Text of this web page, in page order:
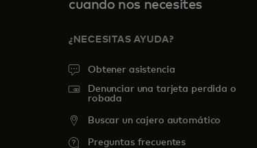
cuando nos necesites
¿NECESITAS AYUDA?
Obtener asistencia
Denunciar una tarjeta perdida o
robada
Buscar un cajero automático
Preguntas frecuentes